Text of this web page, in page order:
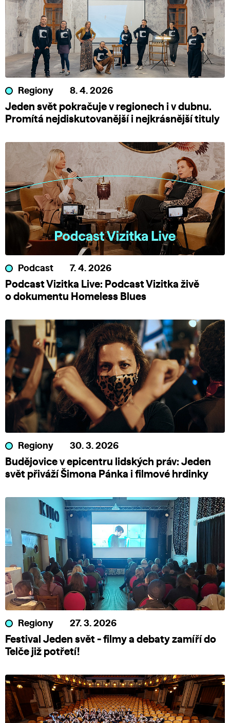
Regiony 8. 4. 2026
Jeden svět pokračuje v regionech i v dubnu.
Promítá nejdiskutovanější i nejkrásnější tituly
Podcast 7. 4. 2026
Podcast Vizitka Live: Podcast Vizitka živě
o dokumentu Homeless Blues
Regiony 30. 3. 2026
Budějovice v epicentru lidských práv: Jeden
svět přiváží Šimona Pánka i filmové hrdinky
Regiony 27. 3. 2026
Festival Jeden svět - filmy a debaty zamíří do
Telče již potřetí!